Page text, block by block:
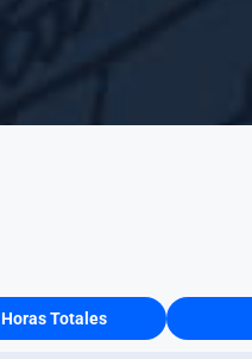
Horas Totales